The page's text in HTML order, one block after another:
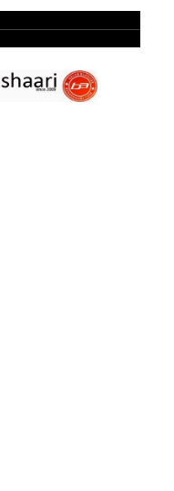
Dah beberapa hari cuaca